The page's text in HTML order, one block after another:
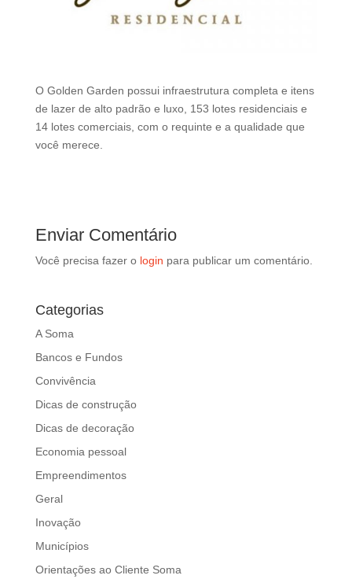
f
t
b
l
O Golden Garden possui infraestrutura completa e itens
de lazer de alto padrão e luxo, 153 lotes residenciais e
14 lotes comerciais, com o requinte e a qualidade que
você merece.
Enviar Comentário
Você precisa fazer o login para publicar um comentário.
Categorias
A Soma
Bancos e Fundos
Convivência
Dicas de construção
Dicas de decoração
Economia pessoal
Empreendimentos
Geral
Inovação
Municípios
Orientações ao Cliente Soma